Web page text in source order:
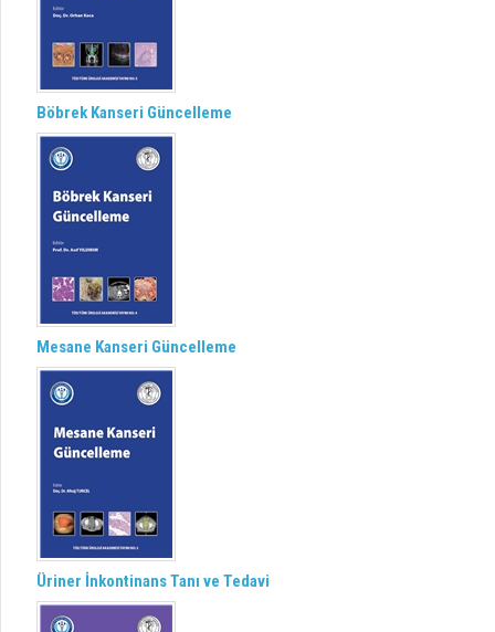
Böbrek Kanseri Güncelleme
Mesane Kanseri Güncelleme
Üriner İnkontinans Tanı ve Tedavi